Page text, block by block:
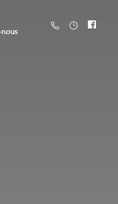
nous